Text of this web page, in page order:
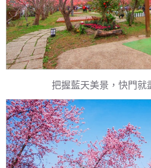
把握藍天美景，快門就